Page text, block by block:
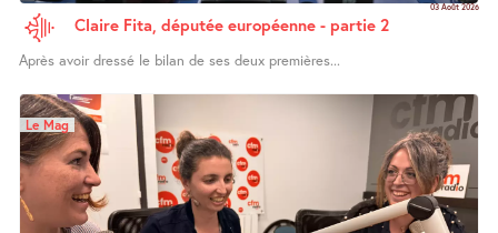
03 Août 2026
Claire Fita, députée européenne - partie 2
Après avoir dressé le bilan de ses deux premières...
Le Mag